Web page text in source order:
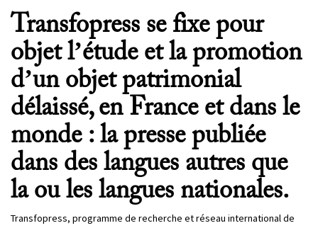
Transfopress se fixe pour
objet l’étude et la promotion
d’un objet patrimonial
délaissé, en France et dans le
monde : la presse publiée
dans des langues autres que
la ou les langues nationales.
Transfopress, programme de recherche et réseau international de